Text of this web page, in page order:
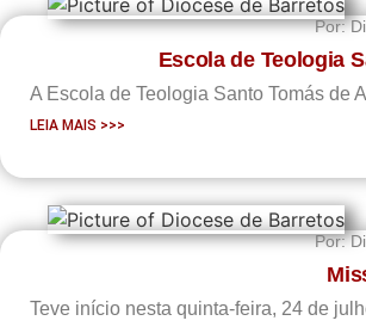
Por:
Escola de Teologia
A Escola de Teologia Santo Tomás de
LEIA MAIS >>>
Por:
Teve início nesta quinta-feira, 24 de